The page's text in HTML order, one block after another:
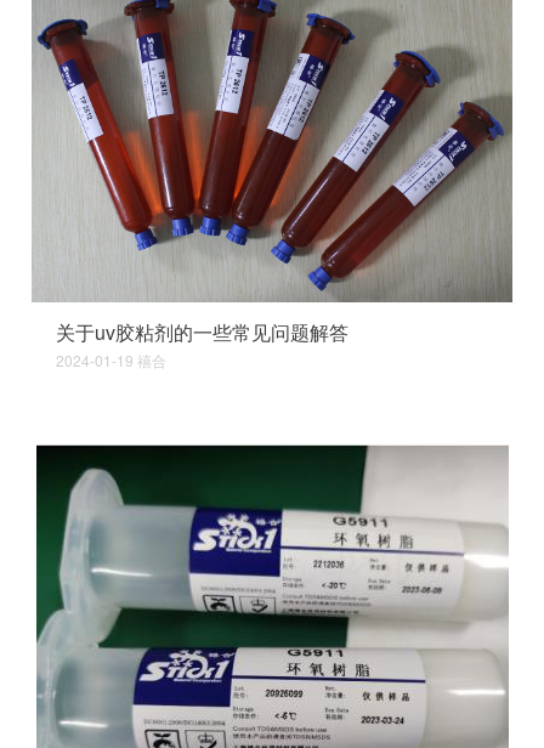
关于uv胶粘剂的一些常见问题解答
2024-01-19 禧合